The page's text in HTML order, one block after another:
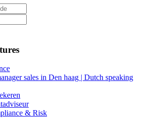
sales in Den haag | Dutch speaking
& Risk